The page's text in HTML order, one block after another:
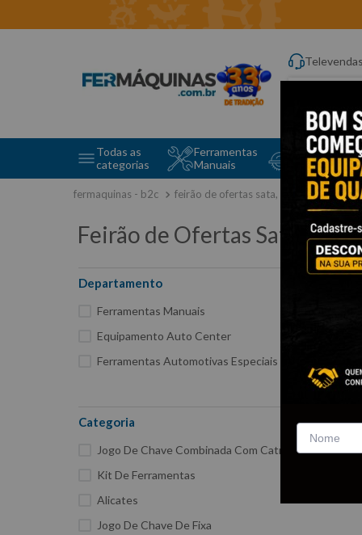
Televendas
Digite aqui o
Todas as
categorias
Ferramentas
Manuais
e Máquinas
feirão de ofertas sata, mayle e belzer -
Feirão de Ofertas Sata,
Departamento
Ferramentas Manuais
Equipamento Auto Center
Ferramentas Automotivas Especiais
Categoria
Jogo De Chave Combinada Com Catraca
Kit De Ferramentas
Alicates
Jogo De Chave De Fixa